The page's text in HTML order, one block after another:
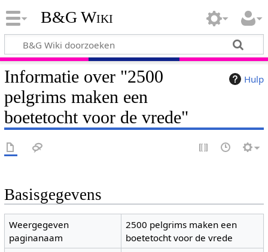
B&G Wiki
Hulp
Informatie over "2500
pelgrims maken een
boetetocht voor de vrede"
Basisgegevens
Weergegeven
paginanaam
2500 pelgrims maken een
boetetocht voor de vrede